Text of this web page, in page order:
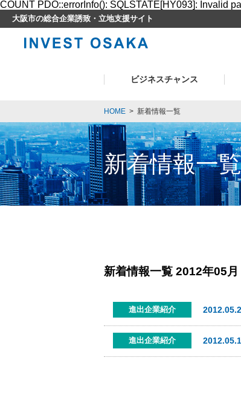
COUNT PDO::errorInfo(): SQLSTATE[HY093]: Invalid
大阪市の総合企業誘致・立地支援サイト
ビジネスチャンス
HOME > 新着情報一覧
新着情報一覧
新着情報一覧 2012年05月
進出企業紹介
進出企業紹介